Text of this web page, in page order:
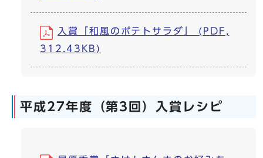
入賞「和風のポテトサラダ」 (PDF,
312.43KB)
平成27年度（第3回）入賞レシピ